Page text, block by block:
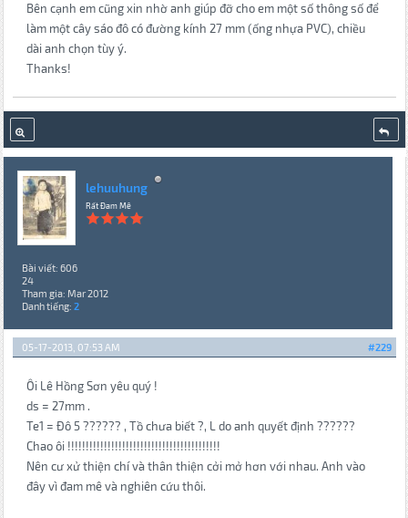
Bên cạnh em cũng xin nhờ anh giúp đỡ cho em một số thông số để
làm một cây sáo đô có đường kính 27 mm (ống nhựa PVC), chiều
dài anh chọn tùy ý.
Thanks!
lehuuhung
Rất Đam Mê
Bài viết: 606
24
Tham gia: Mar 2012
Danh tiếng: 2
#229
05-17-2013, 07:53 AM
Ôi Lê Hồng Sơn yêu quý !
ds = 27mm .
Te1 = Đô 5 ?????? , Tồ chưa biết ?, L do anh quyết định ??????
Chao ôi !!!!!!!!!!!!!!!!!!!!!!!!!!!!!!!!!!!!!!!!!!
Nên cư xử thiện chí và thân thiện cởi mở hơn với nhau. Anh vào
đây vì đam mê và nghiên cứu thôi.